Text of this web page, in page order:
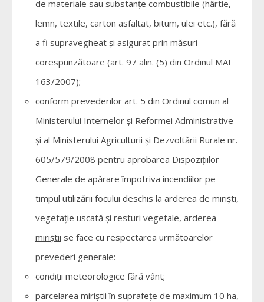
de materiale sau substanţe combustibile (hârtie,
lemn, textile, carton asfaltat, bitum, ulei etc.), fără
a fi supravegheat şi asigurat prin măsuri
corespunzătoare (art. 97 alin. (5) din Ordinul MAI
163/2007);
conform prevederilor art. 5 din Ordinul comun al
Ministerului Internelor şi Reformei Administrative
şi al Ministerului Agriculturii şi Dezvoltării Rurale nr.
605/579/2008 pentru aprobarea Dispoziţiilor
Generale de apărare împotriva incendiilor pe
timpul utilizării focului deschis la arderea de mirişti,
vegetaţie uscată şi resturi vegetale, arderea
miriştii se face cu respectarea următoarelor
prevederi generale:
condiţii meteorologice fără vânt;
parcelarea miriştii în suprafeţe de maximum 10 ha,